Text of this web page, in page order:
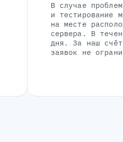
В случае
и тестирование
на месте
сервера. В
дня. За наш
заявок не